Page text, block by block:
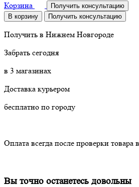
Корзина
Получить консультацию
В корзину
Получить консультацию
Получить в Нижнем Новгороде
Забрать сегодня
в 3 магазинах
Доставка курьером
бесплатно по городу
Оплата всегда после проверки товара
Вы точно останетесь довольны